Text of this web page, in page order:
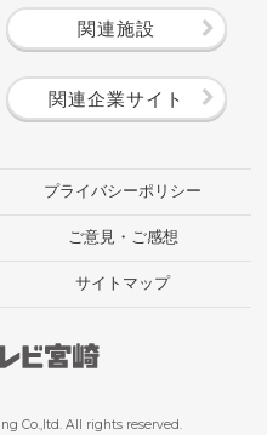
関連施設
関連企業サイト
プライバシーポリシー
ご意見・ご感想
サイトマップ
Co.,ltd. All rights reserved.